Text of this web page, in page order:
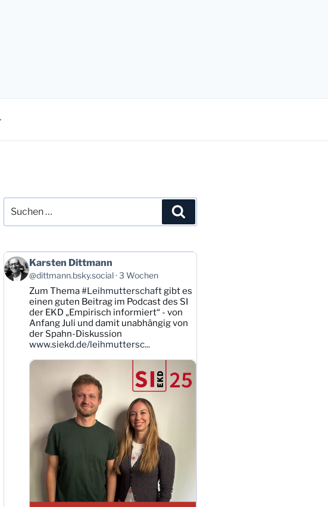
nach:
Beitrag
von
Karsten
Dittmann
Bluesky
ansehen
Karsten Dittmann
@dittmann.bsky.social 3 Wochen
Zum Thema#Leihmutterschaftgibt es
einen guten Beitrag im Podcast des SI
der EKD „Empirisch informiert“ - von
Anfang Juli und damit unabhängig von
der Spahn-Diskussion
www.siekd.de/leihmuttersc...